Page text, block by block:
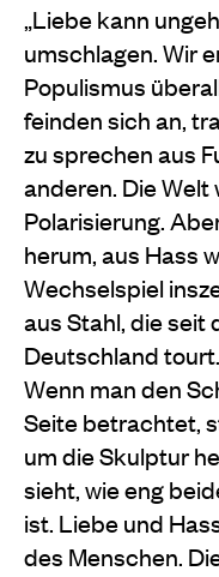
„Liebe kann
umschlagen. Wir
Populismus
feinden sich an,
zu sprechen aus
anderen. Die Welt
Polarisierung.
herum, aus Hass
Wechselspiel
aus Stahl, die seit
Deutschland
Wenn man den
Seite betrachtet,
um die Skulptur
sieht, wie eng
ist. Liebe und
des Menschen.